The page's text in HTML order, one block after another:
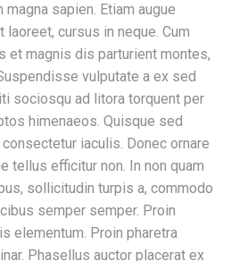
sapien. Etiam augue
cursus in neque. Cum
et magnis dis parturient montes,
vulputate a ex sed
sociosqu ad litora torquent per
himenaeos. Quisque sed
iaculis. Donec ornare
tellus efficitur non. In non quam
sollicitudin turpis a, commodo
semper semper. Proin
elementum. Proin pharetra
Phasellus auctor placerat ex